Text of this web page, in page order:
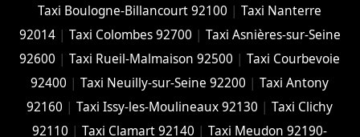
Taxi Boulogne-Billancourt 92100 |Taxi Nanterre
92014| Taxi Colombes 92700 | Taxi Asnières-sur-Seine
92600 |Taxi Rueil-Malmaison 92500 |Taxi Courbevoie
92400 |Taxi Neuilly-sur-Seine 92200 |Taxi Antony
92160 |Taxi Issy-les-Moulineaux 92130 |Taxi Clichy
92110 |Taxi Clamart 92140 |Taxi Meudon 92190-